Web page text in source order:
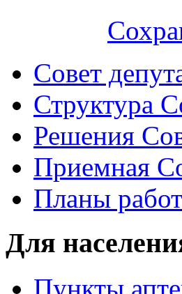
Совет
Структура
Решения
Приемная
Планы работ
Для